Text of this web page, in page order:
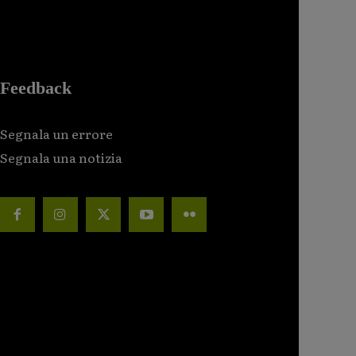
Feedback
Segnala un errore
Segnala una notizia